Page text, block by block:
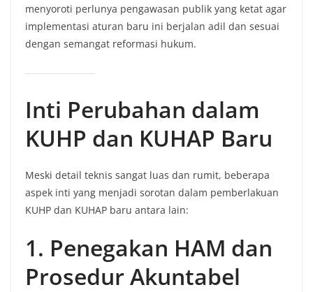
menyoroti perlunya pengawasan publik yang ketat agar
implementasi aturan baru ini berjalan adil dan sesuai
dengan semangat reformasi hukum.
Inti Perubahan dalam
KUHP dan KUHAP Baru
Meski detail teknis sangat luas dan rumit, beberapa
aspek inti yang menjadi sorotan dalam pemberlakuan
KUHP dan KUHAP baru antara lain:
1. Penegakan HAM dan
Prosedur Akuntabel